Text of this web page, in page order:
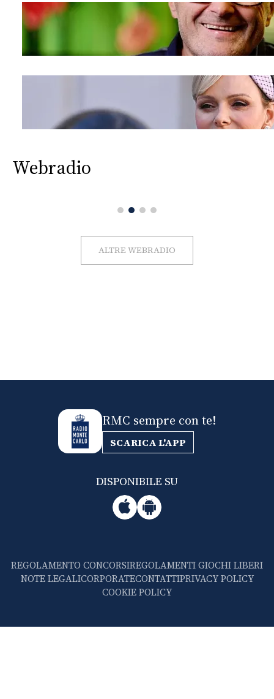
Webradio
ALTRE WEBRADIO
RMC sempre con te!
SCARICA L'APP
DISPONIBILE SU
REGOLAMENTO CONCORSIREGOLAMENTI GIOCHI LIBERI
NOTE LEGALICORPORATECONTATTIPRIVACY POLICY
COOKIE POLICY